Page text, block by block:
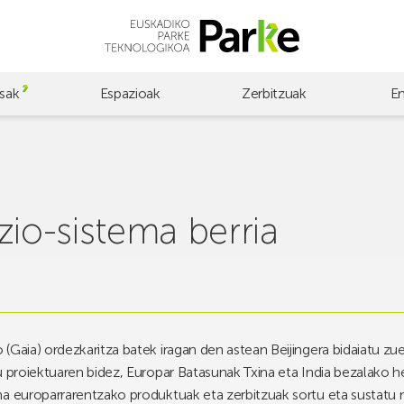
Espazioak Zerbitzuak
sistema berria
ordezkaritza batek iragan den astean Beijingera bidaiatu
bidez, Europar Batasunak Txina eta India bezalako
produktuak eta zerbitzuak sortu eta sustatu